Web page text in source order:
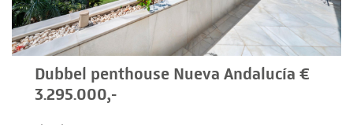
Dubbel penthouse Nueva Andalucía €
3.295.000,-